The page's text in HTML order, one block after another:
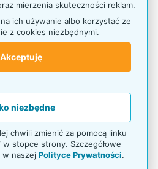
jak i realizacji wybranego
jest funkcjonalność oraz
produktu. Dla przyciągnięcia i
mu komfortu korzystania z
Dlatego też tak
firmy, która korzystając
przez siebie doświadczenia
elementy wystroju będą
wnętrzu. Chodzi tu tak o
mierzenia skuteczności reklam.
ich używanie albo korzystać ze
z cookies niezbędnymi.
Akceptuję
niezbędne
chwili zmienić za pomocą linku
w stopce strony. Szczegółowe
w naszej Polityce Prywatności.